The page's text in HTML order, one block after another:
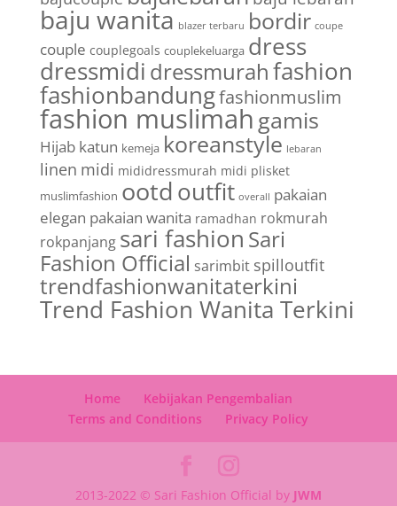
baju wanita blazer terbaru bordir coupe
couple couplegoals couplekeluarga dress
dressmidi dressmurahfashion
fashionbandungfashionmuslim
fashion muslimah gamis
Hijab katun kemeja koreanstyle lebaran
linen midi mididressmurah midi plisket
muslimfashion ootd outfit overall pakaian
elegan pakaian wanita ramadhan rokmurah
rokpanjang sari fashion Sari
Fashion Official sarimbit spilloutfit
trendfashionwanitaterkini
Trend Fashion Wanita Terkini
Home
Kebijakan Pengembalian
Terms and Conditions
Privacy Policy
2013-2022 © Sari Fashion Official by JWM